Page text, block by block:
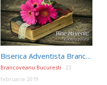
Biserica Adventista Brancoveanu Live Stream
Brancoveanu Bucuresti
23
februarie 2019